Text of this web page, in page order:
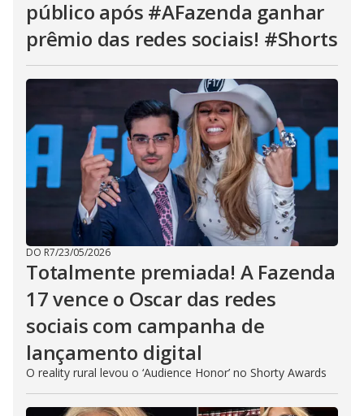
público após #AFazenda ganhar
prêmio das redes sociais! #Shorts
DO R7/23/05/2026
Totalmente premiada! A Fazenda
17 vence o Oscar das redes
sociais com campanha de
lançamento digital
O reality rural levou o ‘Audience Honor’ no Shorty Awards